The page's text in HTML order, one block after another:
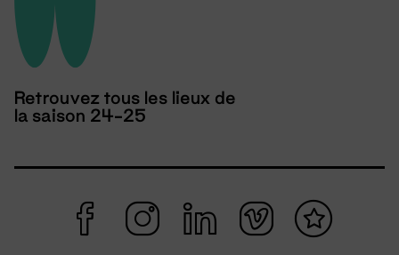
Retrouvez tous les lieux de
la saison 24-25